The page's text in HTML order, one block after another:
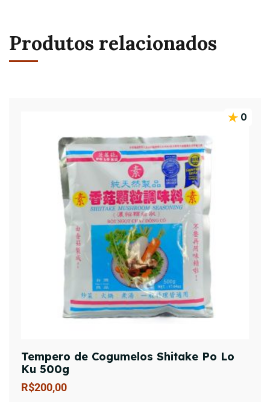
Produtos relacionados
0
Tempero de Cogumelos Shitake Po Lo
Ku 500g
R$200,00